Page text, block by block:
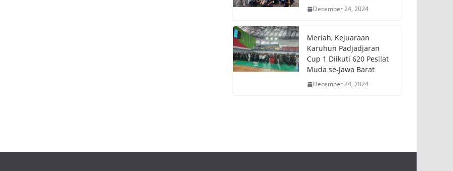
December 24, 2024
Meriah, Kejuaraan
Karuhun Padjadjaran
Cup 1 Diikuti 620 Pesilat
Muda se-Jawa Barat
December 24, 2024